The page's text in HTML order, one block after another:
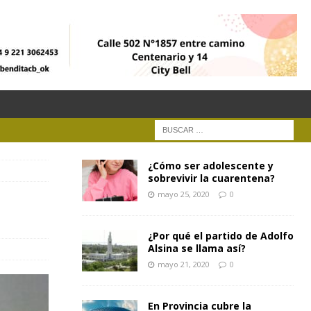
¿Cómo ser adolescente y
sobrevivir la cuarentena?
mayo 25, 2020 0
¿Por qué el partido de Adolfo
Alsina se llama así?
mayo 21, 2020 0
En Provincia cubre la